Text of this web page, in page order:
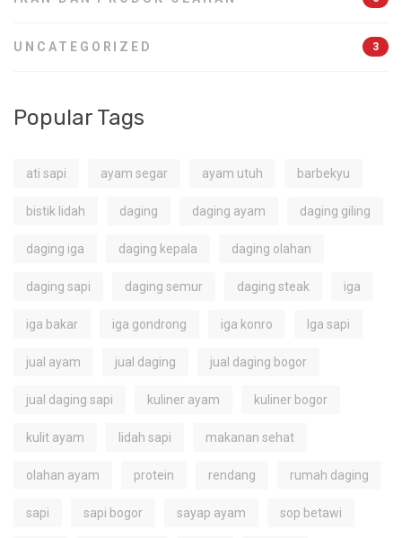
UNCATEGORIZED 3
Popular Tags
ati sapi ayam segar ayam utuh barbekyu
bistik lidah daging daging ayam daging giling
daging iga daging kepala daging olahan
daging sapi daging semur daging steak iga
iga bakar iga gondrong iga konro Iga sapi
jual ayam jual daging jual daging bogor
jual daging sapi kuliner ayam kuliner bogor
kulit ayam lidah sapi makanan sehat
olahan ayam protein rendang rumah daging
sapi sapi bogor sayap ayam sop betawi